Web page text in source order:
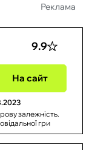
Реклама
9.9
На сайт
залежність.
гри